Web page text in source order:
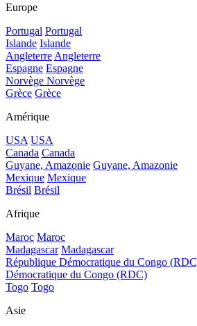
Europe
Portugal Portugal
Islande Islande
Angleterre Angleterre
Espagne Espagne
Norvège Norvège
Grèce Grèce
Amérique
USA USA
Canada Canada
Guyane, Amazonie Guyane, Amazonie
Mexique Mexique
Brésil Brésil
Afrique
Maroc Maroc
Madagascar Madagascar
République Démocratique du Congo
Démocratique du Congo (RDC)
Togo Togo
Asie